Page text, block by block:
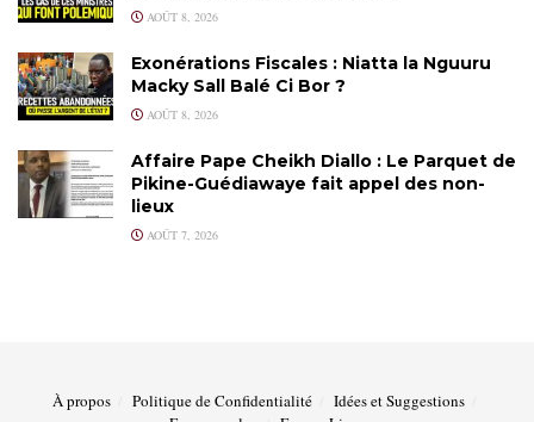
AOÛT 8, 2026
Exonérations Fiscales : Niatta la Nguuru
Macky Sall Balé Ci Bor ?
AOÛT 8, 2026
Affaire Pape Cheikh Diallo : Le Parquet de
Pikine-Guédiawaye fait appel des non-
lieux
AOÛT 7, 2026
À propos Politique de Confidentialité
Idées et Suggestions